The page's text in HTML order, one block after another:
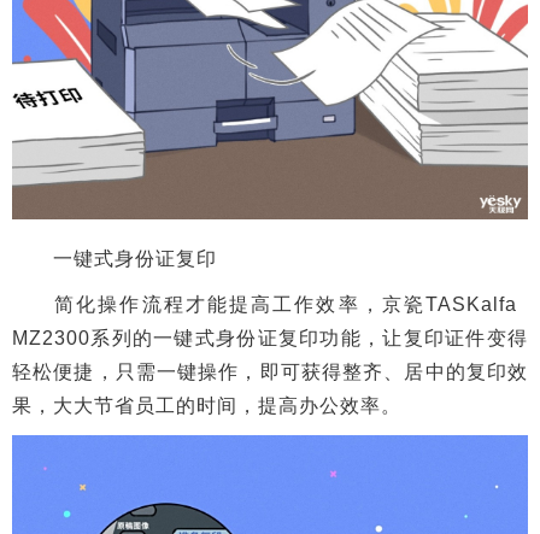
一键式身份证复印
简化操作流程才能提高工作效率，京瓷TASKalfa
MZ2300系列的一键式身份证复印功能，让复印证件变得
轻松便捷，只需一键操作，即可获得整齐、居中的复印效
果，大大节省员工的时间，提高办公效率。